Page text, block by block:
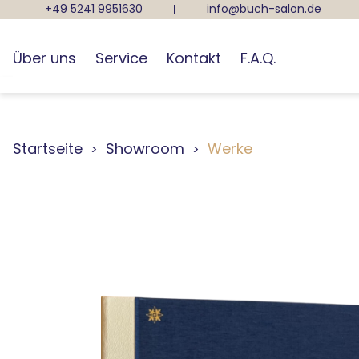
+49 5241 9951630 info@buch-salon.de
Über uns Service Kontakt F.A.Q.
Startseite Showroom Werke